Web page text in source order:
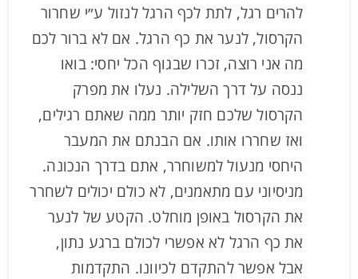
להרים רגל, לתת לכף הרגל לנזול ע״י שחרור
הקרסול, לנער את כף הרגל. אם לא ברור לכם
מה אני רוצה, זכרו שבגוף הכל יחסי: בואו
ננסה על דרך השלילה. נעלו את מפרק
הקרסול שלכם חזק יותר ממה שאתם רגילים,
ואז שחררו אותו. אם הבנתם את המעבר
היחסי מנעול למשוחרר, אתם בדרך הנכונה.
מניסיוני עם מתאמנים, לא כולם יכולים לשחרר
את הקרסול באופן מוחלט. הקטע של לנער
את כף הרגל לא אפשרי לכולם ברגע נתון,
אבל אפשר להתקדם לכיוונו. התקדמות